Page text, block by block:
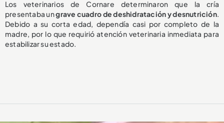
Los veterinarios de Cornare determinaron que la cría
presentaba ungrave cuadro de deshidratación y desnutrición.
Debido a su corta edad, dependía casi por completo de la
madre, por lo que requirió atención veterinaria inmediata para
estabilizar su estado.